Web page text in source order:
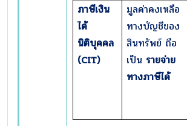
ภาษีเงิน
ได้
นิติบุคคล
(CIT)
มูลค่าคงเหลือ
ทางบัญชีของ
สินทรัพย์ ถือ
เป็น รายจ่าย
ทางภาษีได้